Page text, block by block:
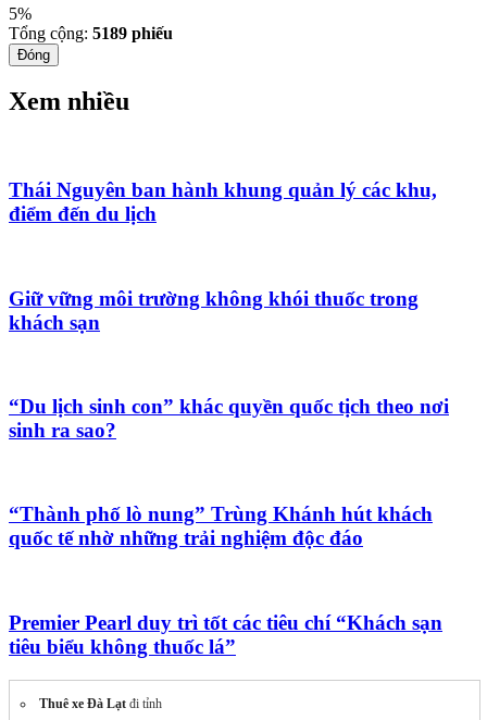
5%
Tổng cộng: 5189 phiếu
Đóng
Xem nhiều
Thái Nguyên ban hành khung quản lý các khu,
điểm đến du lịch
Giữ vững môi trường không khói thuốc trong
khách sạn
“Du lịch sinh con” khác quyền quốc tịch theo nơi
sinh ra sao?
“Thành phố lò nung” Trùng Khánh hút khách
quốc tế nhờ những trải nghiệm độc đáo
Premier Pearl duy trì tốt các tiêu chí “Khách sạn
tiêu biểu không thuốc lá”
Thuê xe Đà Lạt đi tỉnh